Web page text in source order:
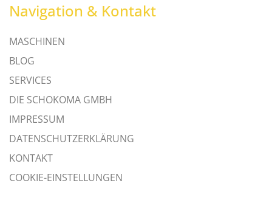
Navigation & Kontakt
MASCHINEN
BLOG
SERVICES
DIE SCHOKOMA GMBH
IMPRESSUM
DATENSCHUTZERKLÄRUNG
KONTAKT
COOKIE-EINSTELLUNGEN